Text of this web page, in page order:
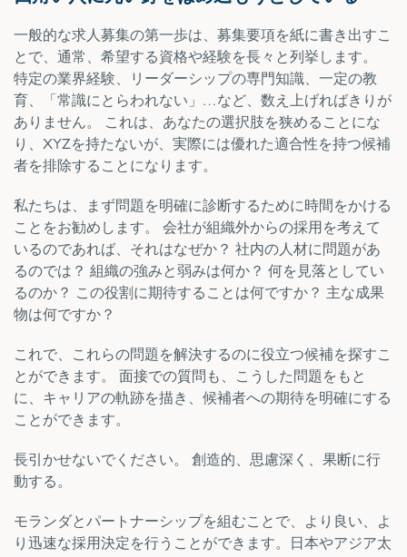
一般的な求人募集の第一歩は、募集要項を紙に書き出すこ
とで、通常、希望する資格や経験を長々と列挙します。
特定の業界経験、リーダーシップの専門知識、一定の教
育、「常識にとらわれない」…など、数え上げればきりが
ありません。 これは、あなたの選択肢を狭めることにな
り、XYZを持たないが、実際には優れた適合性を持つ候補
者を排除することになります。
私たちは、まず問題を明確に診断するために時間をかける
ことをお勧めします。 会社が組織外からの採用を考えて
いるのであれば、それはなぜか？ 社内の人材に問題があ
るのでは？ 組織の強みと弱みは何か？ 何を見落としてい
るのか？ この役割に期待することは何ですか？ 主な成果
物は何ですか？
これで、これらの問題を解決するのに役立つ候補を探すこ
とができます。 面接での質問も、こうした問題をもと
に、キャリアの軌跡を描き、候補者への期待を明確にする
ことができます。
長引かせないでください。 創造的、思慮深く、果断に行
動する。
モランダとパートナーシップを組むことで、より良い、よ
り迅速な採用決定を行うことができます。日本やアジア太